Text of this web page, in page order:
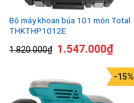
Bộ máy khoan búa 101 món Total
THKTHP1012E
1.820.000₫ 1.547.000₫
-15%